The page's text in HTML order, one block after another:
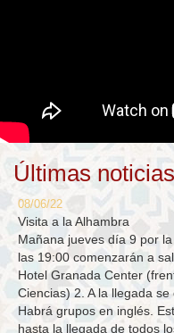
Últimas noticias
08/06/22
Visita a la Alhambra
Mañana jueves día 9 por
las 19:00 comenzarán a
Hotel Granada Center
Ciencias) 2. A la llegada
Habrá grupos en inglés.
hasta la llegada de todos